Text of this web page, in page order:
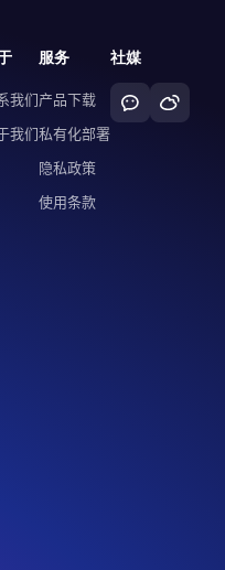
我们
我们
服务
产品下载
私有化部署
隐私政策
使用条款
社媒